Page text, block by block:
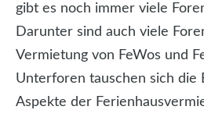
gibt es noch immer viele
Darunter sind auch viele
Vermietung von FeWos und
Unterforen tauschen sich die
Aspekte der